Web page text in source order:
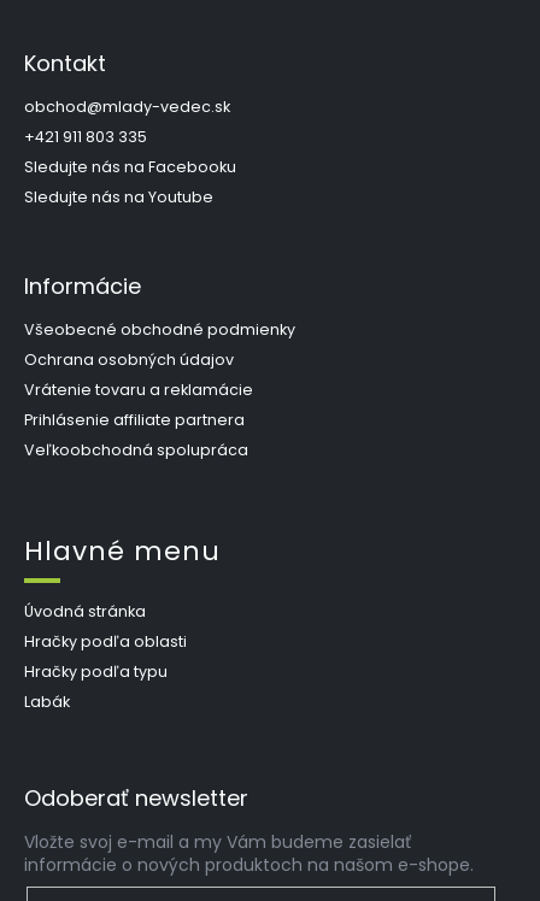
Kontakt
obchod@mlady-vedec.sk
+421 911 803 335
Sledujte nás na Facebooku
Sledujte nás na Youtube
Informácie
Všeobecné obchodné podmienky
Ochrana osobných údajov
Vrátenie tovaru a reklamácie
Prihlásenie affiliate partnera
Veľkoobchodná spolupráca
Hlavné menu
Úvodná stránka
Hračky podľa oblasti
Hračky podľa typu
Labák
Odoberať newsletter
Vložte svoj e-mail a my Vám budeme zasielať
informácie o nových produktoch na našom e-shope.